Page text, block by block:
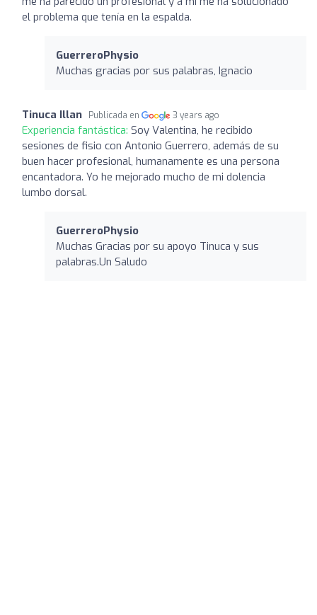
el problema que tenía en la espalda.
GuerreroPhysio
Muchas gracias por sus palabras, Ignacio
Tinuca Illan Publicada en 3 years ago
Experiencia fantástica: Soy Valentina, he recibido
sesiones de fisio con Antonio Guerrero, además de su
buen hacer profesional, humanamente es una persona
encantadora. Yo he mejorado mucho de mi dolencia
lumbo dorsal.
GuerreroPhysio
Muchas Gracias por su apoyo Tinuca y sus
palabras.Un Saludo